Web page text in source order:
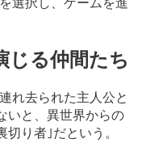
じる仲間たち
れ去られた主人公と
いと、異世界からの
り者｣だという。